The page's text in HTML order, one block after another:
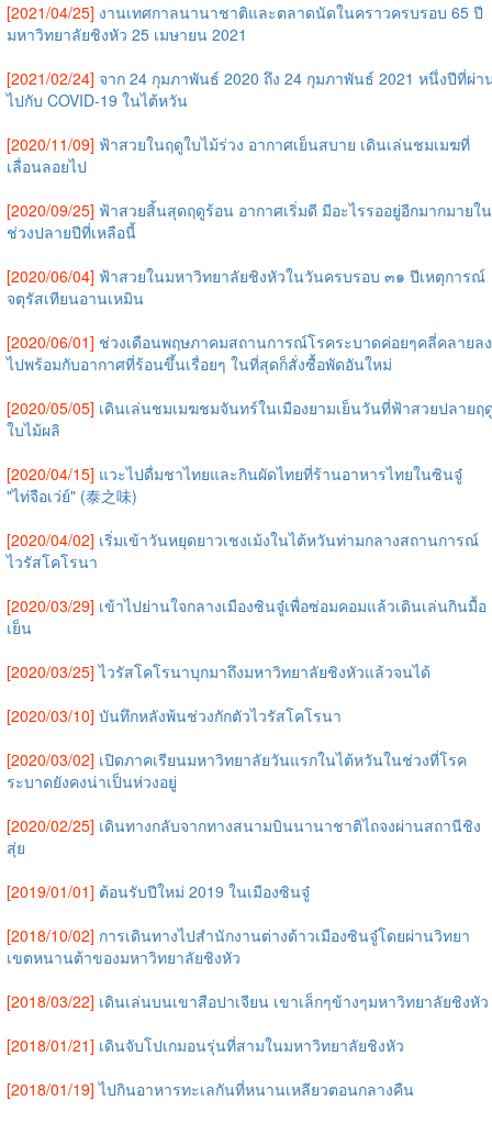
[2021/04/25] งานเทศกาลนานาชาติและตลาดนัดในคราวครบรอบ 65 ปี
มหาวิทยาลัยชิงหัว 25 เมษายน 2021
[2021/02/24] จาก 24 กุมภาพันธ์ 2020 ถึง 24 กุมภาพันธ์ 2021 หนึ่งปีที่ผ่า
ไปกับ COVID-19 ในไต้หวัน
[2020/11/09] ฟ้าสวยในฤดูใบไม้ร่วง อากาศเย็นสบาย เดินเล่นชมเมฆที่
เลื่อนลอยไป
[2020/09/25] ฟ้าสวยสิ้นสุดฤดูร้อน อากาศเริ่มดี มีอะไรรออยู่อีกมากมายใน
ช่วงปลายปีที่เหลือนี้
[2020/06/04] ฟ้าสวยในมหาวิทยาลัยชิงหัวในวันครบรอบ ๓๑ ปีเหตุการณ์
จตุรัสเทียนอานเหมิน
[2020/06/01] ช่วงเดือนพฤษภาคมสถานการณ์โรคระบาดค่อยๆคลี่คลายลง
ไปพร้อมกับอากาศที่ร้อนขึ้นเรื่อยๆ ในที่สุดก็สั่งซื้อพัดอันใหม่
[2020/05/05] เดินเล่นชมเมฆชมจันทร์ในเมืองยามเย็นวันที่ฟ้าสวยปลายฤ
ใบไม้ผลิ
[2020/04/15] แวะไปดื่มชาไทยและกินผัดไทยที่ร้านอาหารไทยในซินจู๋
"ไท่จือเว่ย์" (泰之味)
[2020/04/02] เริ่มเข้าวันหยุดยาวเชงเม้งในไต้หวันท่ามกลางสถานการณ์
ไวรัสโคโรนา
[2020/03/29] เข้าไปย่านใจกลางเมืองซินจู๋เพื่อซ่อมคอมแล้วเดินเล่นกินมื้อ
เย็น
[2020/03/25] ไวรัสโคโรนาบุกมาถึงมหาวิทยาลัยชิงหัวแล้วจนได้
[2020/03/10] บันทึกหลังพ้นช่วงกักตัวไวรัสโคโรนา
[2020/03/02] เปิดภาคเรียนมหาวิทยาลัยวันแรกในไต้หวันในช่วงที่โรค
ระบาดยังคงน่าเป็นห่วงอยู่
[2020/02/25] เดินทางกลับจากทางสนามบินนานาชาติไถจงผ่านสถานีชิง
สุ่ย
[2019/01/01] ต้อนรับปีใหม่ 2019 ในเมืองซินจู๋
[2018/10/02] การเดินทางไปสำนักงานต่างด้าวเมืองซินจู๋โดยผ่านวิทยา
เขตหนานต้าของมหาวิทยาลัยชิงหัว
[2018/03/22] เดินเล่นบนเขาสือปาเจียน เขาเล็กๆข้างๆมหาวิทยาลัยชิงหัว
[2018/01/21] เดินจับโปเกมอนรุ่นที่สามในมหาวิทยาลัยชิงหัว
[2018/01/19] ไปกินอาหารทะเลกันที่หนานเหลียวตอนกลางคืน